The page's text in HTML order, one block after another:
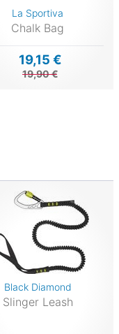
La Sportiva
Chalk Bag
19,15 €
19,90 €
Black Diamond
Slinger Leash